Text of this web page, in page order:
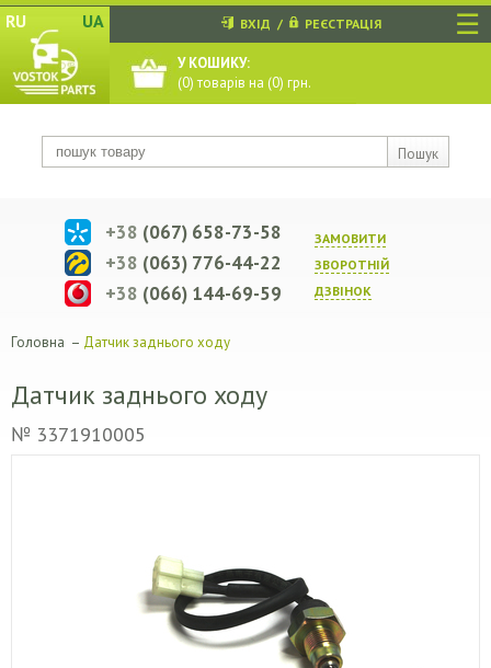
☰
RU UA
Пошук
ВХІД / РЕЄСТРАЦІЯ
У КОШИКУ:
(0) товарів на (0) грн.
ЗАМОВИТИ
ЗВОРОТНIЙ
ДЗВIНОК
+38 (067) 658-73-58
+38 (063) 776-44-22
+38 (066) 144-69-59
Головна – Датчик заднього ходу
Датчик заднього ходу
№ 3371910005